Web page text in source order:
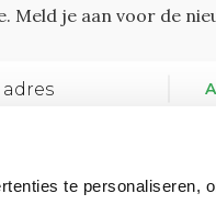
te personaliseren,
Meld je aan voor de